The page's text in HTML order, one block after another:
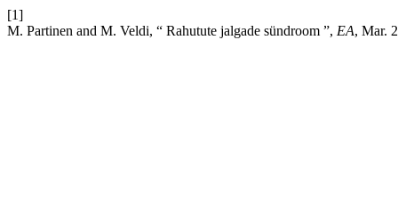
[1]
M. Partinen and M. Veldi, “ Rahutute jalgade sündroom ”, EA, Mar.